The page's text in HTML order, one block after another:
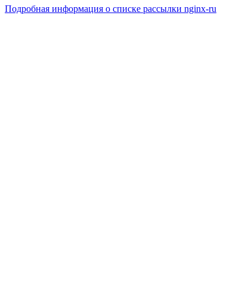
Подробная информация о списке рассылки nginx-ru